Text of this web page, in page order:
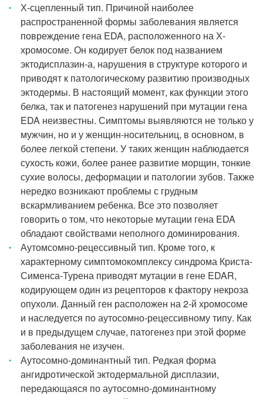
Х-сцепленный тип. Причиной наиболее
распространенной формы заболевания является
повреждение гена EDA, расположенного на Х-
хромосоме. Он кодирует белок под названием
эктодисплазин-а, нарушения в структуре которого и
приводят к патологическому развитию производных
эктодермы. В настоящий момент, как функции этого
белка, так и патогенез нарушений при мутации гена
EDA неизвестны. Симптомы выявляются не только у
мужчин, но и у женщин-носительниц, в основном, в
более легкой степени. У таких женщин наблюдается
сухость кожи, более ранее развитие морщин, тонкие
сухие волосы, деформации и патологии зубов. Также
нередко возникают проблемы с грудным
вскармливанием ребенка. Все это позволяет
говорить о том, что некоторые мутации гена EDA
обладают свойствами неполного доминирования.
Аутомсомно-рецессивный тип. Кроме того, к
характерному симптомокомплексу синдрома Криста-
Сименса-Турена приводят мутации в гене EDAR,
кодирующем один из рецепторов к фактору некроза
опухоли. Данный ген расположен на 2-й хромосоме
и наследуется по аутосомно-рецессивному типу. Как
и в предыдущем случае, патогенез при этой форме
заболевания не изучен.
Аутосомно-доминантный тип. Редкая форма
ангидротической эктодермальной дисплазии,
передающаяся по аутосомно-доминантному